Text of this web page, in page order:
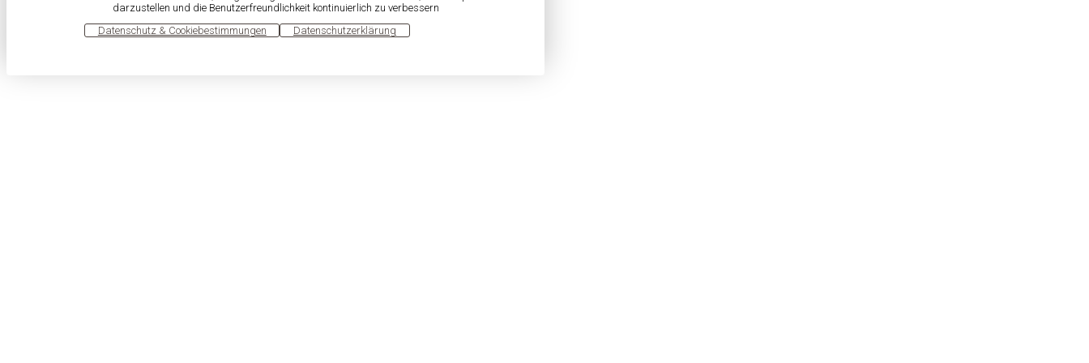
darzustellen und die Benutzerfreundlichkeit kontinuierlich zu verbessern
Datenschutz & Cookiebestimmungen Datenschutzerklärung